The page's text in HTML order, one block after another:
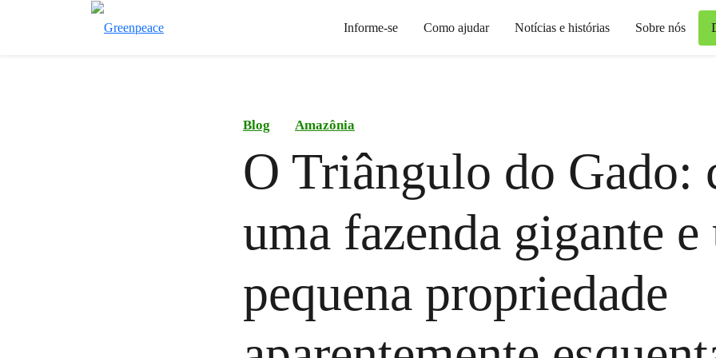
Informe-se Como ajudar Notícias e histórias Sobre nós
Blog Amazônia
O Triângulo do Gado:
uma fazenda gigante e
pequena propriedade